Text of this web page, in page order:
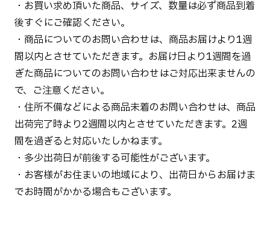
・お買い求め頂いた商品、サイズ、数量は必ず商品到着
後すぐにご確認ください。
・商品についてのお問い合わせは、商品お届けより1週
間以内とさせていただきます。お届け日より1週間を過
ぎた商品についてのお問い合わせはご対応出来ませんの
で、ご注意ください。
・住所不備などによる商品未着のお問い合わせは、商品
出荷完了時より2週間以内とさせていただきます。2週
間を過ぎると対応いたしかねます。
・多少出荷日が前後する可能性がございます。
・お客様がお住まいの地域により、出荷日からお届けま
でお時間がかかる場合もございます。